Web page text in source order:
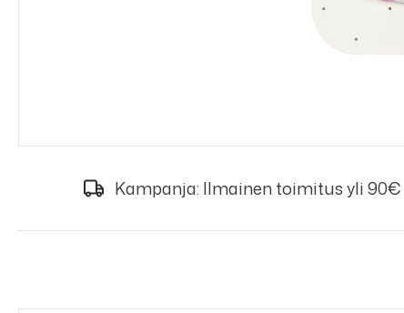
Kampanja: Ilmainen toimitus yli